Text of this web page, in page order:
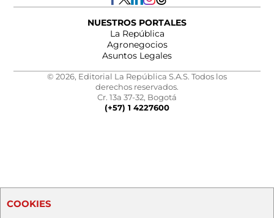
NUESTROS PORTALES
La República
Agronegocios
Asuntos Legales
© 2026, Editorial La República S.A.S. Todos los
derechos reservados.
Cr. 13a 37-32, Bogotá
(+57) 1 4227600
COOKIES